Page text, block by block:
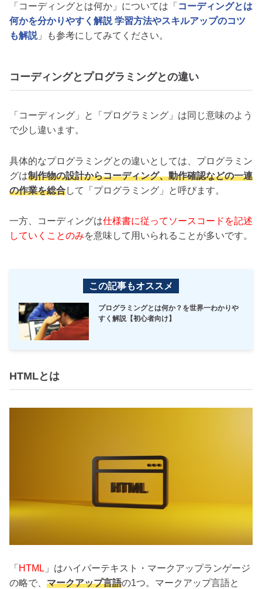
「コーディングとは何か」については「 コーディングとは
何かを分かりやすく解説 学習方法やスキルアップのコツ
も解説」も参考にしてみてください。
コーディングとプログラミングとの違い
「コーディング」と「プログラミング」は同じ意味のよう
で少し違います。
具体的なプログラミングとの違いとしては、プログラミン
グは制作物の設計からコーディング、動作確認などの一連
の作業を総合して「プログラミング」と呼びます。
一方、コーディングは仕様書に従ってソースコードを記述
していくことのみを意味して用いられることが多いです。
この記事もオススメ
プログラミングとは何か？を世界一わかりや
すく解説【初心者向け】
HTMLとは
「 HTML 」はハイパーテキスト・マークアップランゲージ
の略で、 マークアップ言語の1つ。マークアップ言語と